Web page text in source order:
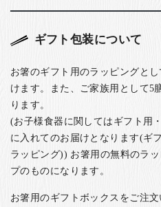
ギフト包装について
お箸のギフト用のラッピングと
けます。また、ご家族用として5
ります。
(お子様食器に関してはギフト用
に入れてのお届けとなります(ギ
ラッピング)) お箸用の無料のラ
プのものになります。
お箸用のギフトボックスをご注